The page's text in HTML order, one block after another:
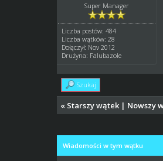
Super Manager
Liczba postów: 484
Liczba wątków: 28
Dołączył: Nov 2012
Drużyna: Falubazole
Szukaj
« Starszy wątek | Nowszy
Wiadomości w tym wątku